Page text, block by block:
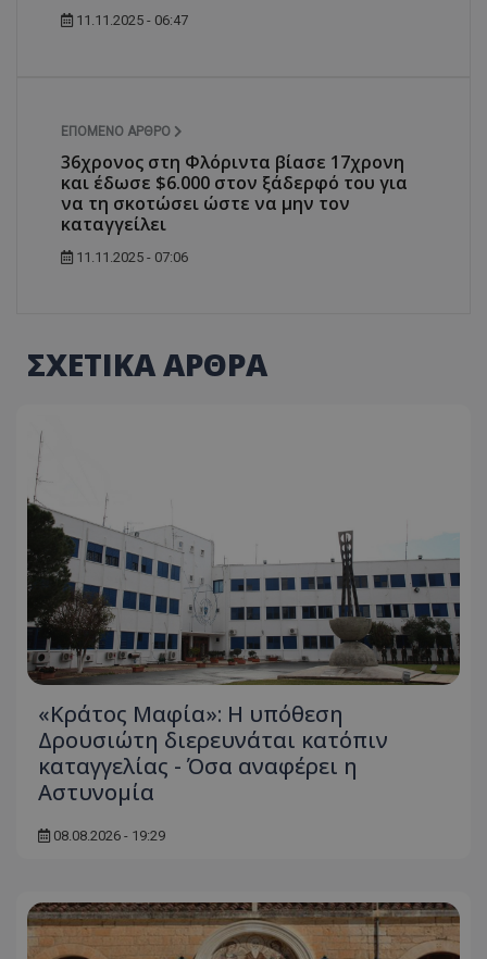
11.11.2025 - 06:47
ΕΠΌΜΕΝΟ ΆΡΘΡΟ
36χρονος στη Φλόριντα βίασε 17χρονη
και έδωσε $6.000 στον ξάδερφό του για
να τη σκοτώσει ώστε να μην τον
καταγγείλει
11.11.2025 - 07:06
ΣΧΕΤΙΚΑ ΑΡΘΡΑ
«Κράτος Μαφία»: Η υπόθεση
Δρουσιώτη διερευνάται κατόπιν
καταγγελίας - Όσα αναφέρει η
Αστυνομία
08.08.2026 - 19:29